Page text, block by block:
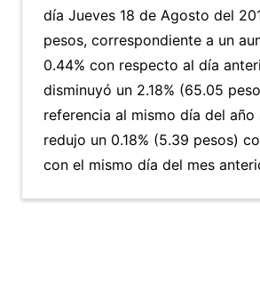
día Jueves 18 de Agosto del
pesos, correspondiente a un
0.44% con respecto al día
disminuyó un 2.18% (65.05
referencia al mismo día del
redujo un 0.18% (5.39 pesos)
con el mismo día del mes